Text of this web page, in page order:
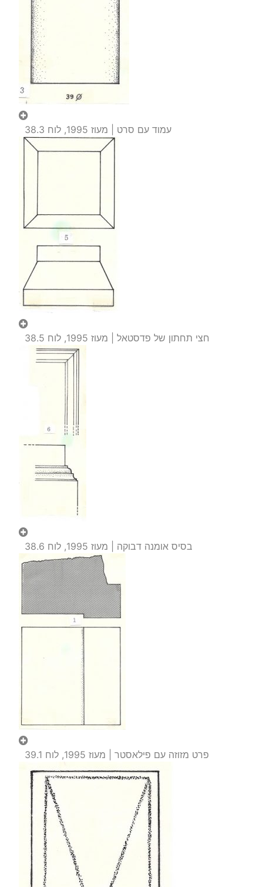
עמוד עם סרט | מעוז 1995, לוח 38.3
חצי תחתון של פדסטאל | מעוז 1995, לוח 38.5
בסיס אומנה דבוקה | מעוז 1995, לוח 38.6
פרט מזוזה עם פילאסטר | מעוז 1995, לוח 39.1